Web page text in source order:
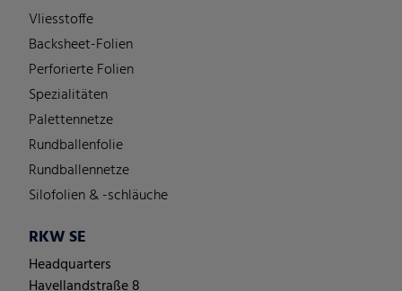
Vliesstoffe
Backsheet-Folien
Perforierte Folien
Spezialitäten
Palettennetze
Rundballenfolie
Rundballennetze
Silofolien & -schläuche
RKW SE
Headquarters